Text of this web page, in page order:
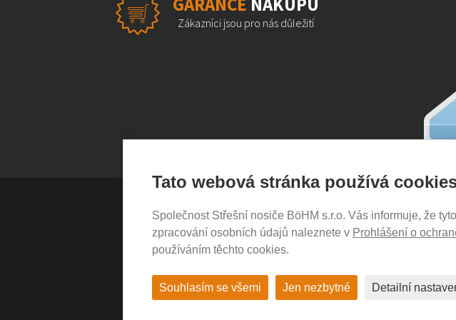
Tato webová stránka používá
Společnost Střešní nosiče BöHM s.r.o. Vás informuje, že
zpracování osobních údajů naleznete v Prohlášení o
používáním těchto cookies.
Souhlasím se všemi Jen nezbytné Detailní
Zákazníci jsou pro nás důležití
VŠE O NÁKUPU
Garance nákupu
Časté dotazy (FAQ)
Prodejny
NOSICE-EXPERT.CZ
Ochrana soukromí
Cookies nastavení